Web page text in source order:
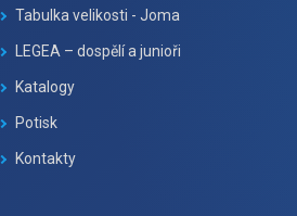
Tabulka velikosti - Joma
LEGEA – dospělí a junioři
Katalogy
Potisk
Kontakty